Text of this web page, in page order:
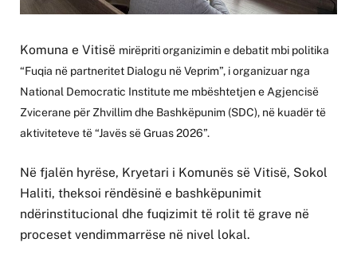
Komuna e Vitisë mirëpriti organizimin e debatit mbi politika
“Fuqia në partneritet Dialogu në Veprim”, i organizuar nga
National Democratic Institute me mbështetjen e Agjencisë
Zvicerane për Zhvillim dhe Bashkëpunim (SDC), në kuadër të
aktiviteteve të “Javës së Gruas 2026”.
Në fjalën hyrëse, Kryetari i Komunës së Vitisë, Sokol
Haliti, theksoi rëndësinë e bashkëpunimit
ndërinstitucional dhe fuqizimit të rolit të grave në
proceset vendimmarrëse në nivel lokal.